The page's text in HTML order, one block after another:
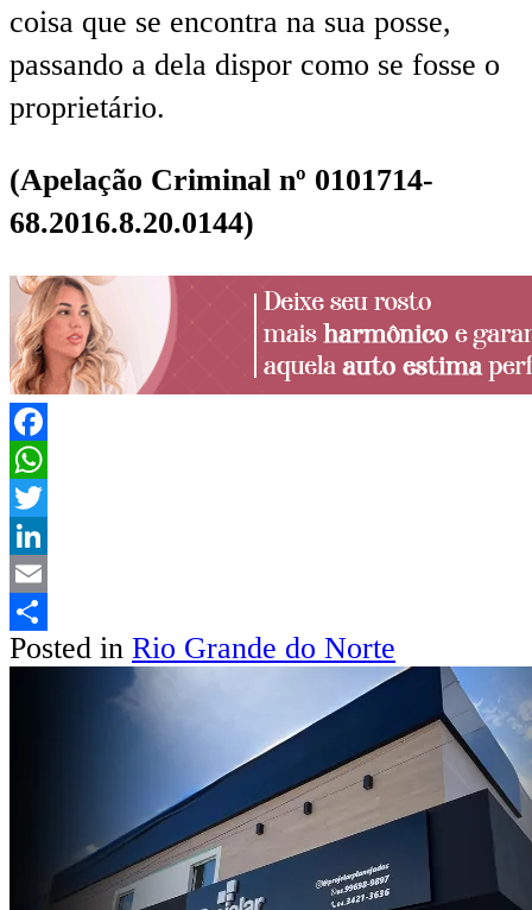
coisa que se encontra na sua posse,
passando a dela dispor como se fosse o
proprietário.
(Apelação Criminal nº 0101714-
68.2016.8.20.0144)
Facebook
WhatsApp
Twitter
LinkedIn
Email
Share
Posted in Rio Grande do Norte